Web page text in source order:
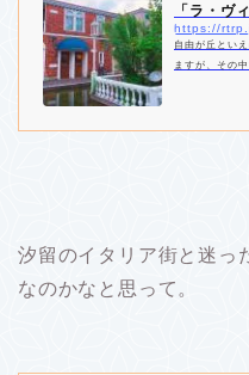
「ラ・ヴ
https://
自由が丘とい
ますが、その
汐留のイタリア街と迷っ
なのかなと思って。